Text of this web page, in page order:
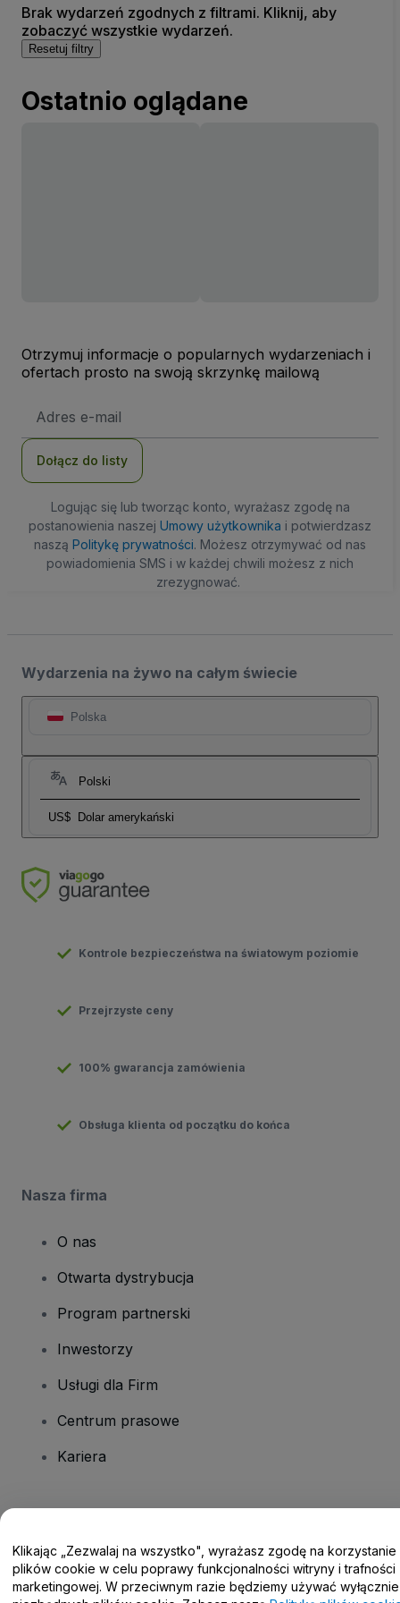
Brak wydarzeń zgodnych z filtrami. Kliknij, aby
zobaczyć wszystkie wydarzeń.
Resetuj filtry
Ostatnio oglądane
Otrzymuj informacje o popularnych wydarzeniach i
ofertach prosto na swoją skrzynkę mailową
e-
Dołącz do listy
Logując się lub tworząc konto, wyrażasz zgodę na
postanowienia naszej Umowy użytkownika i potwierdzasz
naszą Politykę prywatności. Możesz otrzymywać od nas
powiadomienia SMS i w każdej chwili możesz z nich
zrezygnować.
Wydarzenia na żywo na całym świecie
Polska
Polski
US$ Dolar amerykański
Kontrole bezpieczeństwa na światowym poziomie
Przejrzyste ceny
100% gwarancja zamówienia
Obsługa klienta od początku do końca
Nasza firma
O nas
Otwarta dystrybucja
Program partnerski
Inwestorzy
Usługi dla Firm
Centrum prasowe
Kariera
Centrum pomocy / Skontaktuj się z nami
Klikając „Zezwalaj na wszystko", wyrażasz zgodę na korzystanie
plików cookie w celu poprawy funkcjonalności witryny i trafności
marketingowej. W przeciwnym razie będziemy używać wyłącznie